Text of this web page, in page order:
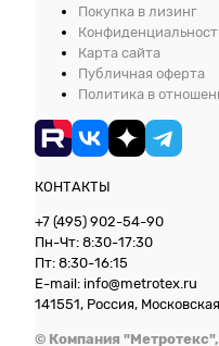
Покупка в лизинг
Карта сайта
Публичная оферта
Политика в
КОНТАКТЫ
+7 (495) 902-54-90
Пн-Чт: 8:30-17:30
Пт: 8:30-16:15
E-mail: info@metrotex.ru
141551, Россия,
© Компания